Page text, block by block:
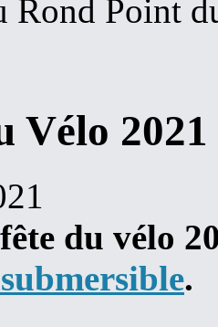
Rond Point
Vélo
du vélo
.